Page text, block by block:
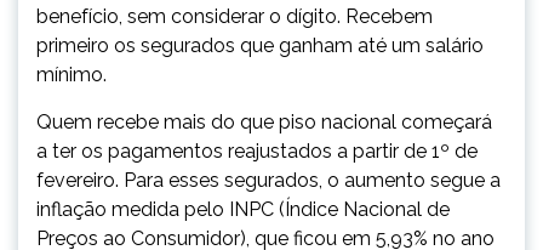
benefício, sem considerar o dígito. Recebem
primeiro os segurados que ganham até um salário
mínimo.
Quem recebe mais do que piso nacional começará
a ter os pagamentos reajustados a partir de 1º de
fevereiro. Para esses segurados, o aumento segue a
inflação medida pelo INPC (Índice Nacional de
Preços ao Consumidor), que ficou em 5,93% no ano